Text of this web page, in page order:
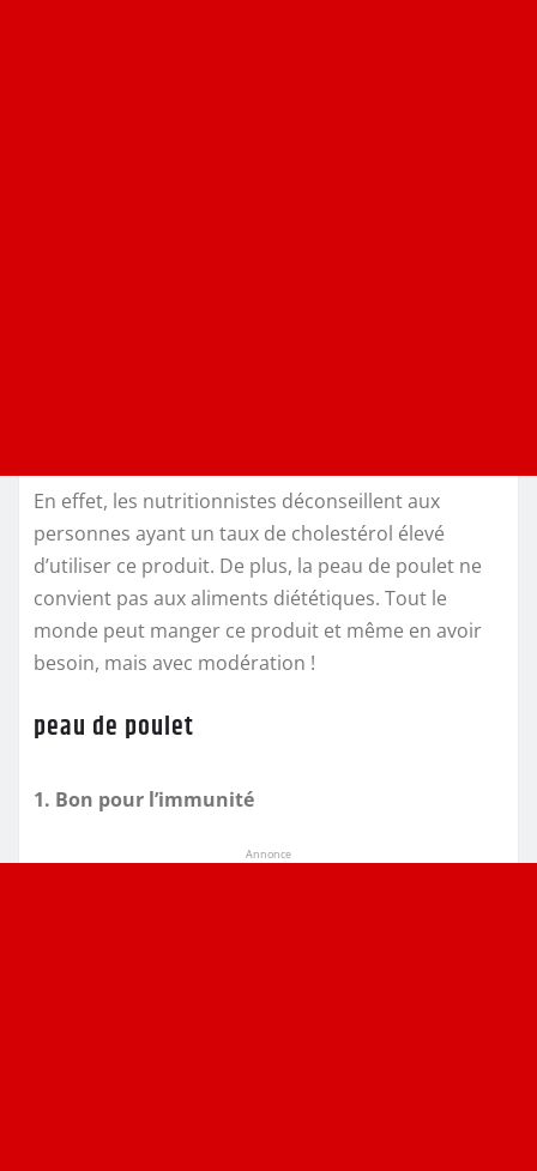
En effet, les nutritionnistes déconseillent aux
personnes ayant un taux de cholestérol élevé
d’utiliser ce produit. De plus, la peau de poulet ne
convient pas aux aliments diététiques. Tout le
monde peut manger ce produit et même en avoir
besoin, mais avec modération !
peau de poulet
1. Bon pour l’immunité
Annonce